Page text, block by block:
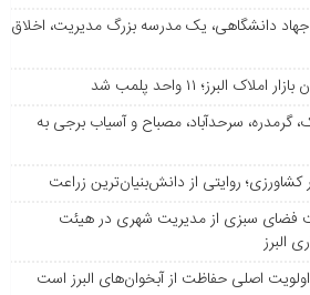
جهاد دانشگاهی، یک مدرسه بزرگ مدیریت، اخلاق
البرز؛ ۱۱ واحد پلمب شد
گرمدره، سرحدآباد، مصباح و آسیاب برجی به
کشاورزی؛ روایتی از دانش‌بنیان‌ترین زراعت
سبزی از مدیریت شهری در هیئت
البرز
اصلی حفاظت از آبخوان‌های البرز است